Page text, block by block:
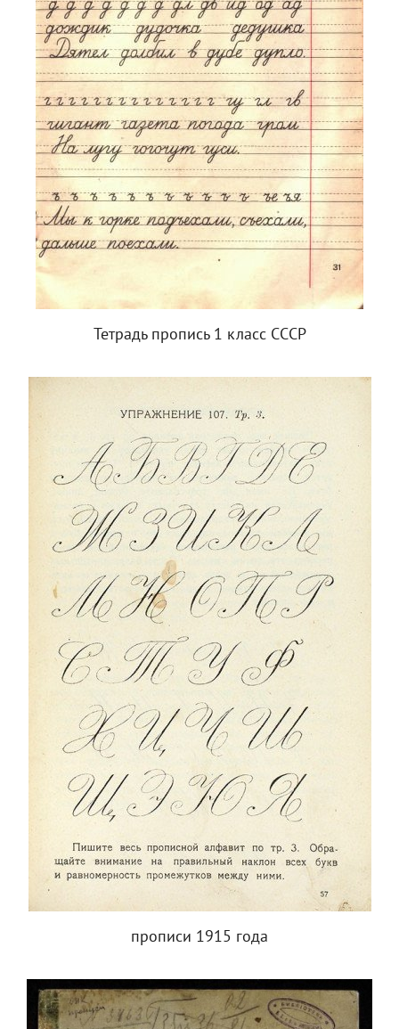
Тетрадь пропись 1 класс СССР
прописи 1915 года